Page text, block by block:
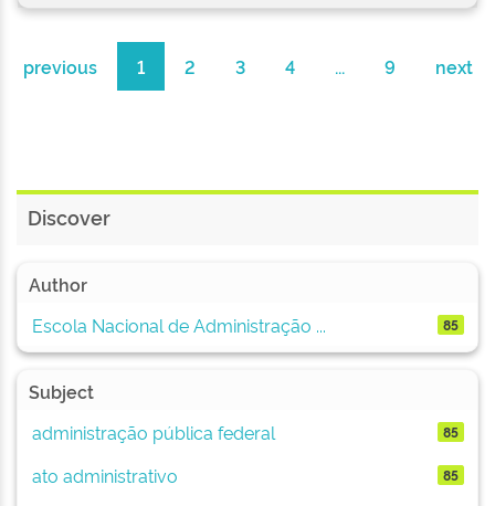
previous 1 2 3 4 ... 9 next
Discover
Author
Escola Nacional de Administração ...
85
Subject
administração pública federal
85
ato administrativo 85